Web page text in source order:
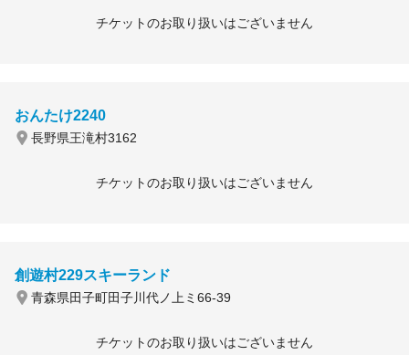
チケットのお取り扱いはございません
おんたけ2240
長野県王滝村3162
チケットのお取り扱いはございません
創遊村229スキーランド
青森県田子町田子川代ノ上ミ66-39
チケットのお取り扱いはございません